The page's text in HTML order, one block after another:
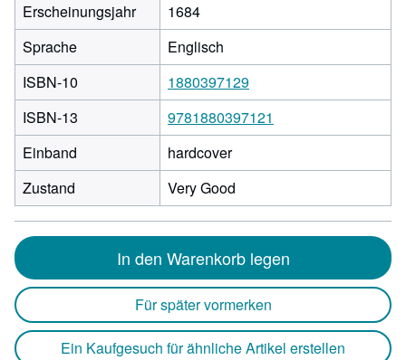
Erscheinungsjahr
1684
Sprache
Englisch
ISBN-10
1880397129
ISBN-13
9781880397121
Einband
hardcover
Zustand
Very Good
In den Warenkorb legen
Für später vormerken
Ein Kaufgesuch für ähnliche Artikel erstellen